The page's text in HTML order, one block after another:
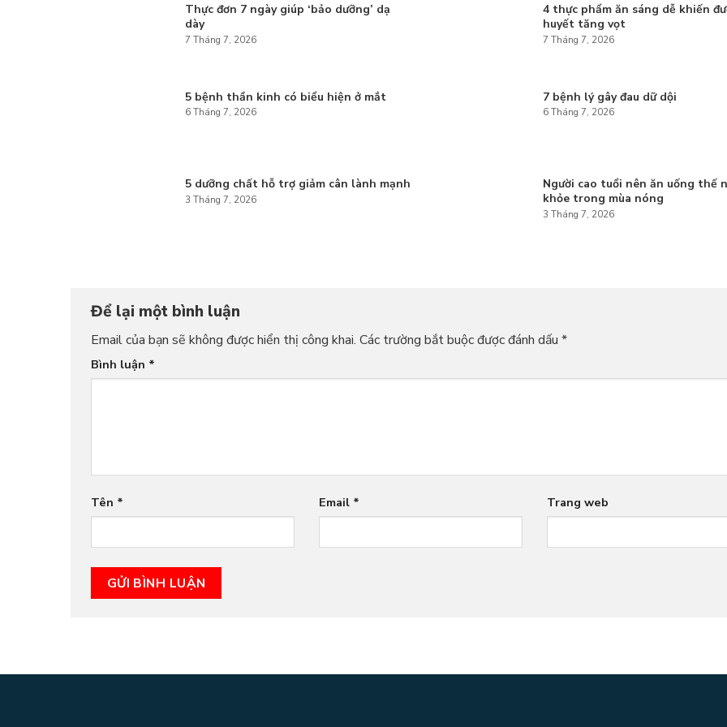
Thực đơn 7 ngày giúp ‘bảo dưỡng’ dạ
dày
7 Tháng 7, 2026
4 thực phẩm ăn sáng dễ khiến
huyết tăng vọt
7 Tháng 7, 2026
5 bệnh thần kinh có biểu hiện ở mắt
6 Tháng 7, 2026
7 bệnh lý gây đau dữ dội
6 Tháng 7, 2026
5 dưỡng chất hỗ trợ giảm cân lành mạnh
3 Tháng 7, 2026
Người cao tuổi nên ăn uống thế
khỏe trong mùa nóng
3 Tháng 7, 2026
Để lại một bình luận
Email của bạn sẽ không được hiển thị công khai. Các trường bắt buộc được đánh dấu *
Bình luận *
Tên * Email * Trang web